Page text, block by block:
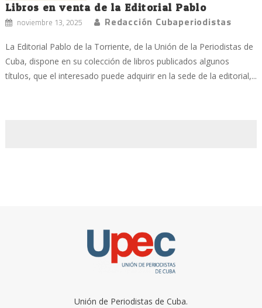
Libros en venta de la Editorial Pablo
noviembre 13, 2025 Redacción Cubaperiodistas
La Editorial Pablo de la Torriente, de la Unión de la Periodistas de
Cuba, dispone en su colección de libros publicados algunos
títulos, que el interesado puede adquirir en la sede de la editorial,...
Unión de Periodistas de Cuba.